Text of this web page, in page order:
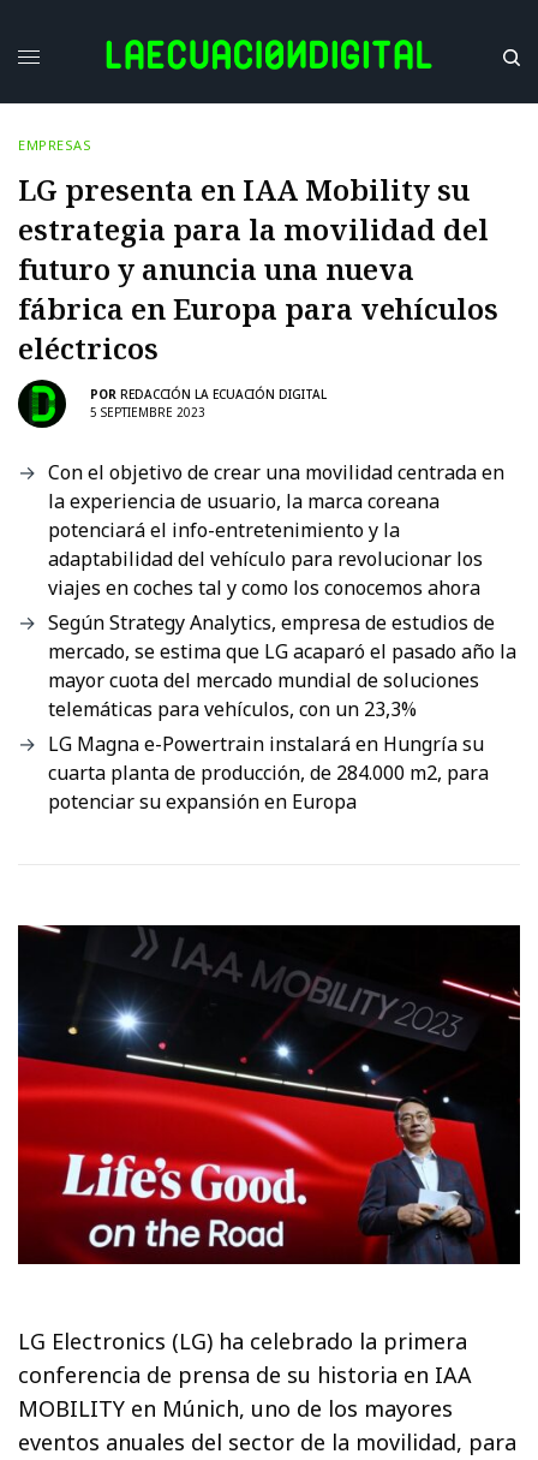
EMPRESAS
LG presenta en IAA Mobility su
estrategia para la movilidad del
futuro y anuncia una nueva
fábrica en Europa para vehículos
eléctricos
POR REDACCIÓN LA ECUACIÓN DIGITAL
5 SEPTIEMBRE 2023
Con el objetivo de crear una movilidad centrada en
la experiencia de usuario, la marca coreana
potenciará el info-entretenimiento y la
adaptabilidad del vehículo para revolucionar los
viajes en coches tal y como los conocemos ahora
Según Strategy Analytics, empresa de estudios de
mercado, se estima que LG acaparó el pasado año la
mayor cuota del mercado mundial de soluciones
telemáticas para vehículos, con un 23,3%
LG Magna e-Powertrain instalará en Hungría su
cuarta planta de producción, de 284.000 m2, para
potenciar su expansión en Europa
LG Electronics (LG) ha celebrado la primera
conferencia de prensa de su historia en IAA
MOBILITY en Múnich, uno de los mayores
eventos anuales del sector de la movilidad, para